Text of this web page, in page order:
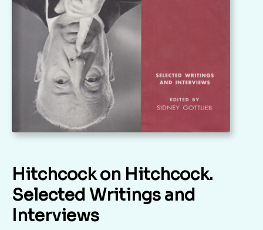
Hitchcock on Hitchcock.
Selected Writings and
Interviews